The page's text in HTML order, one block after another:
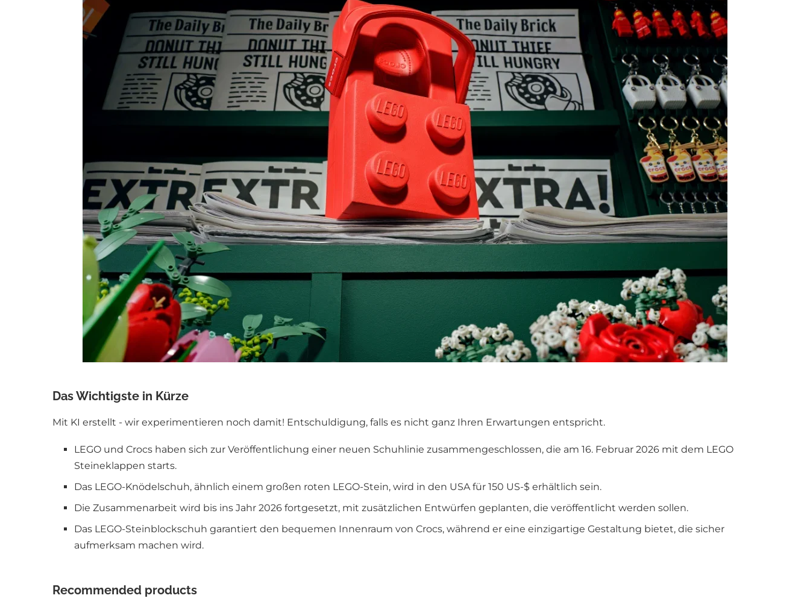
Das Wichtigste in Kürze
Mit KI erstellt - wir experimentieren noch damit! Entschuldigung, falls es nicht ganz Ihren Erwartungen entspricht.
LEGO und Crocs haben sich zur Veröffentlichung einer neuen Schuhlinie zusammengeschlossen, die am 16. Februar 2026 mit dem LEGO
Steineklappen starts.
Das LEGO-Knödelschuh, ähnlich einem großen roten LEGO-Stein, wird in den USA für 150 US-$ erhältlich sein.
Die Zusammenarbeit wird bis ins Jahr 2026 fortgesetzt, mit zusätzlichen Entwürfen geplanten, die veröffentlicht werden sollen.
Das LEGO-Steinblockschuh garantiert den bequemen Innenraum von Crocs, während er eine einzigartige Gestaltung bietet, die sicher
aufmerksam machen wird.
Recommended products